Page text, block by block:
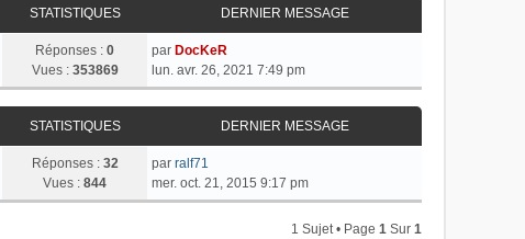
STATISTIQUES DERNIER MESSAGE
Réponses : 0
Vues : 353869
par DocKeR
lun. avr. 26, 2021 7:49 pm
STATISTIQUES DERNIER MESSAGE
Réponses : 32
Vues : 844
par ralf71
mer. oct. 21, 2015 9:17 pm
1 Sujet • Page 1 Sur 1